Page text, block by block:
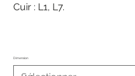
Cuir : L1, L7.
Dimension